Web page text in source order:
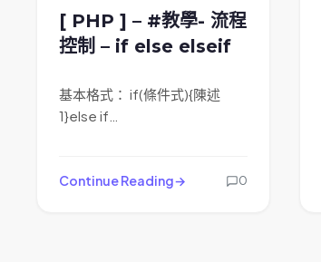
[ PHP ] – #教學- 流程
控制 – if else elseif
基本格式： if(條件式){陳述
1}else if…
Continue Reading 0